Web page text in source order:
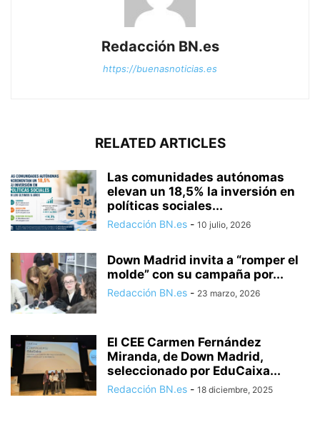
Redacción BN.es
https://buenasnoticias.es
RELATED ARTICLES
Las comunidades autónomas
elevan un 18,5% la inversión en
políticas sociales...
Redacción BN.es - 10 julio, 2026
Down Madrid invita a “romper el
molde” con su campaña por...
Redacción BN.es - 23 marzo, 2026
El CEE Carmen Fernández
Miranda, de Down Madrid,
seleccionado por EduCaixa...
Redacción BN.es - 18 diciembre, 2025